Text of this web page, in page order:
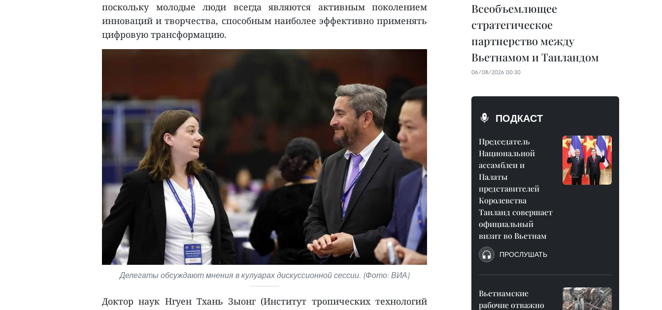
поскольку молодые люди всегда являются активным поколением
инноваций и творчества, способным наиболее эффективно применять
цифровую трансформацию.
Делегаты обсуждают мнения в кулуарах дискуссионной сессии. (Фото: ВИА)
Доктор наук Нгуен Тхань Зыонг (Институт тропических технологий
Всеобъемлющее
стратегическое
партнерство между
Вьетнамом и Таиландом
06/08/2026 00:30
ПОДКАСТ
Председатель
Национальной
ассамблеи и
Палаты
представителей
Королевства
Таиланд совершает
официальный
визит во Вьетнам
ПРОСЛУШАТЬ
Вьетнамские
рабочие отважно